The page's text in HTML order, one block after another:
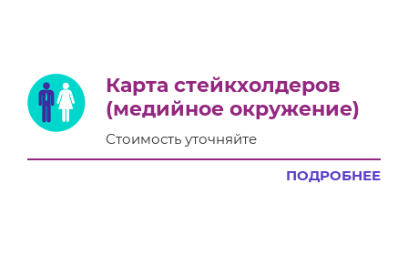
Карта стейкхолдеров
(медийное окружение)
Стоимость уточняйте
ПОДРОБНЕЕ